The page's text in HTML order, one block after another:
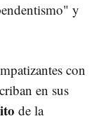
y
con
en sus
de la